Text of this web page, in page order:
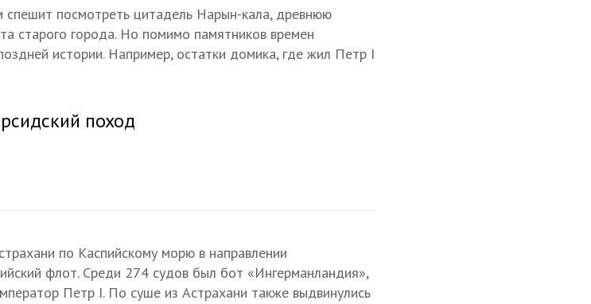
посмотреть цитадель Нарын-кала, древнюю
старого города. Но помимо памятников времен
истории. Например, остатки домика, где жил Петр I
поход
по Каспийскому морю в направлении
флот. Среди 274 судов был бот «Ингерманландия»,
Петр I. По суше из Астрахани также выдвинулись